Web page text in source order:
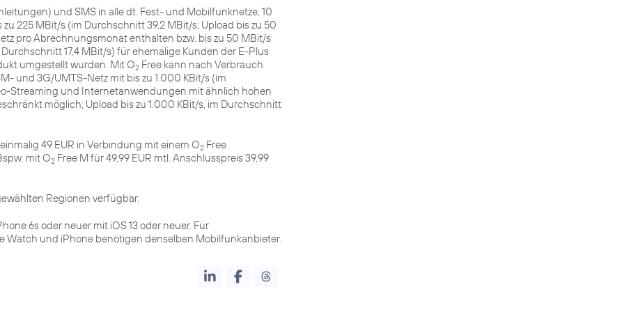
und SMS in alle dt. Fest- und Mobilfunknetze, 10
225 MBit/s (im Durchschnitt 39,2 MBit/s; Upload bis zu 50
pro Abrechnungsmonat enthalten bzw. bis zu 50 MBit/s
17,4 MBit/s) für ehemalige Kunden der E-Plus
umgestellt wurden. Mit O2 Free kann nach Verbrauch
und 3G/UMTS-Netz mit bis zu 1.000 KBit/s (im
Streaming und Internetanwendungen mit ähnlich hohen
möglich; Upload bis zu 1.000 KBit/s, im Durchschnitt
49 EUR in Verbindung mit einem O2 Free
mit O2 Free M für 49,99 EUR mtl. Anschlusspreis 39,99
Regionen verfügbar.
6s oder neuer mit iOS 13 oder neuer. Für
und iPhone benötigen denselben Mobilfunkanbieter.